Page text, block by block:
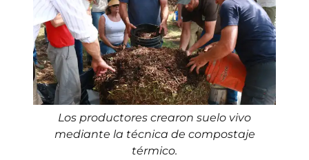
Los productores crearon suelo vivo
mediante la técnica de compostaje
térmico.